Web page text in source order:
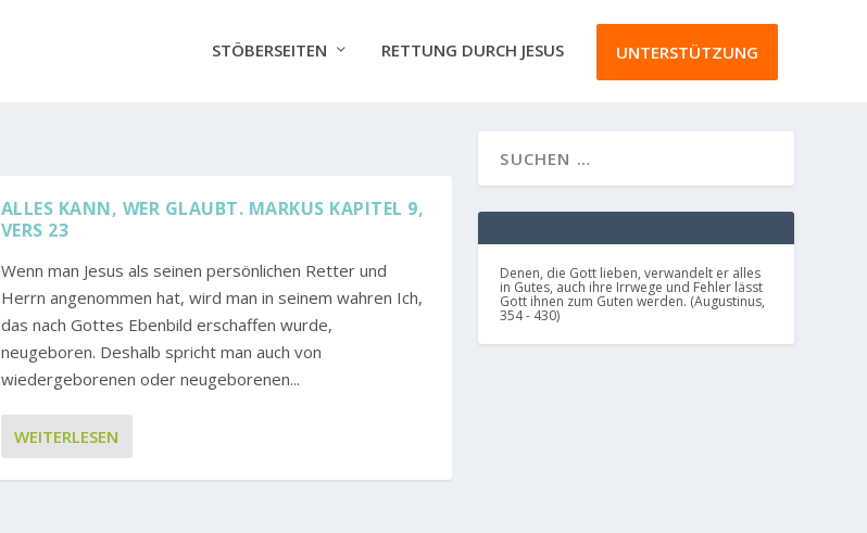
STÖBERSEITEN RETTUNG DURCH JESUS UNTERSTÜTZUNG
ALLES KANN, WER GLAUBT. MARKUS KAPITEL 9,
VERS 23
Wenn man Jesus als seinen persönlichen Retter und
Herrn angenommen hat, wird man in seinem wahren Ich,
das nach Gottes Ebenbild erschaffen wurde,
neugeboren. Deshalb spricht man auch von
wiedergeborenen oder neugeborenen...
WEITERLESEN
Denen, die Gott lieben, verwandelt er alles
in Gutes, auch ihre Irrwege und Fehler lässt
Gott ihnen zum Guten werden. (Augustinus,
354 - 430)